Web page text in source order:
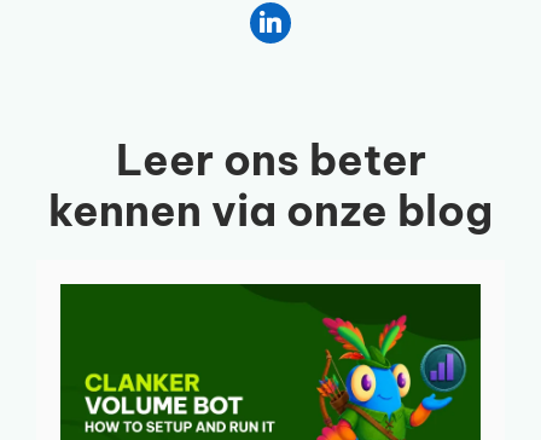
Leer ons beter
kennen via onze blog